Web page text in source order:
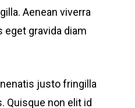
Aenean viverra
eget gravida diam
justo fringilla
Quisque non elit id